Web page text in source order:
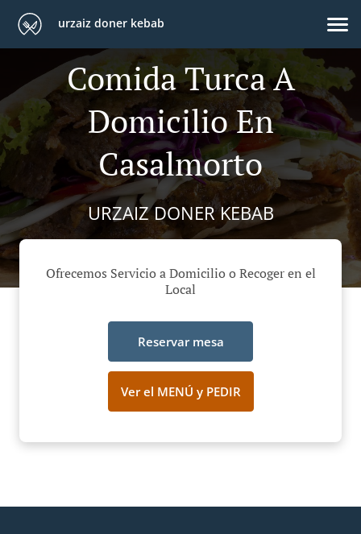
urzaiz doner kebab
Comida Turca A
Domicilio En
Casalmorto
URZAIZ DONER KEBAB
Ofrecemos Servicio a Domicilio o Recoger en el
Local
Reservar mesa
Ver el MENÚ y PEDIR